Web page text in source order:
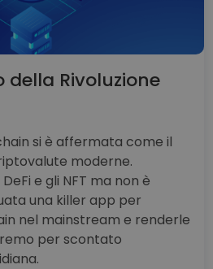
della Rivoluzione
si è affermata come il
moderne.
e gli NFT ma non è
una killer app per
nel mainstream e renderle
per scontato